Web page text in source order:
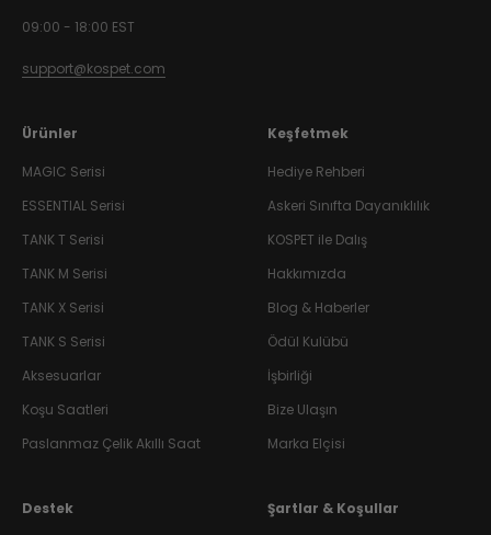
09:00 - 18:00 EST
support@kospet.com
Ürünler
MAGIC Serisi
ESSENTIAL Serisi
TANKT Serisi
TANK M Serisi
TANK X Serisi
TANK S Serisi
Aksesuarlar
Koşu Saatleri
Paslanmaz Çelik Akıllı Saat
Keşfetmek
Hediye Rehberi
Askeri Sınıfta Dayanıklılık
KOSPET ile Dalış
Hakkımızda
Blog & Haberler
Ödül Kulübü
İşbirliği
Bize Ulaşın
Marka Elçisi
Destek Şartlar & Koşullar